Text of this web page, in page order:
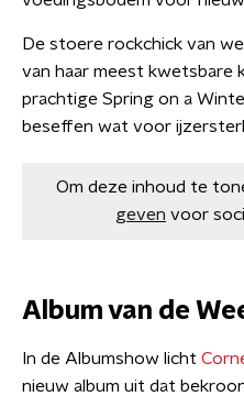
De stoere rockchick van
van haar meest kwetsbare
prachtige Spring on a
beseffen wat voor
Om deze inhoud te
geven voor
Album van de
In de Albumshow licht
nieuw album uit dat